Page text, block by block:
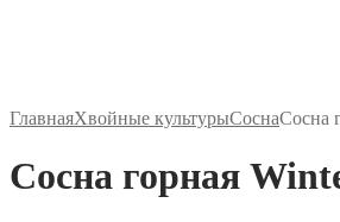
ГлавнаяХвойные культурыСоснаСосна
Сосна горная